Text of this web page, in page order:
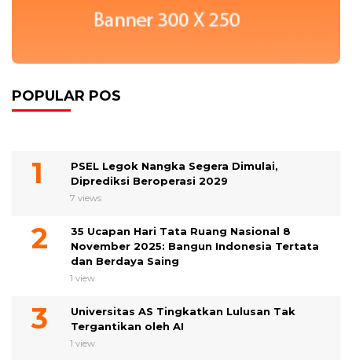
POPULAR POS
PSEL Legok Nangka Segera Dimulai,
Diprediksi Beroperasi 2029
7 views
35 Ucapan Hari Tata Ruang Nasional 8
November 2025: Bangun Indonesia Tertata
dan Berdaya Saing
1 view
Universitas AS Tingkatkan Lulusan Tak
Tergantikan oleh AI
1 view